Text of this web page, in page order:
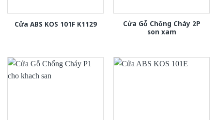
Cửa ABS KOS 101F K1129
Cửa Gỗ Chống Cháy 2P
son xam